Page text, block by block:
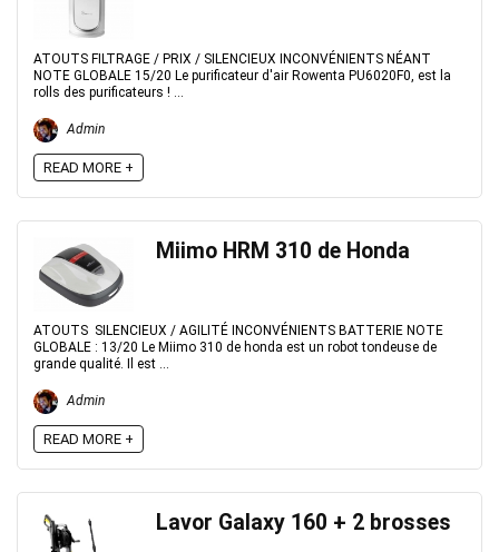
ATOUTS FILTRAGE / PRIX / SILENCIEUX INCONVÉNIENTS NÉANT
NOTE GLOBALE 15/20 Le purificateur d'air Rowenta PU6020F0, est la
rolls des purificateurs ! ...
Admin
READ MORE +
Miimo HRM 310 de Honda
ATOUTS SILENCIEUX / AGILITÉ INCONVÉNIENTS BATTERIE NOTE
GLOBALE : 13/20 Le Miimo 310 de honda est un robot tondeuse de
grande qualité. Il est ...
Admin
READ MORE +
Lavor Galaxy 160 + 2 brosses